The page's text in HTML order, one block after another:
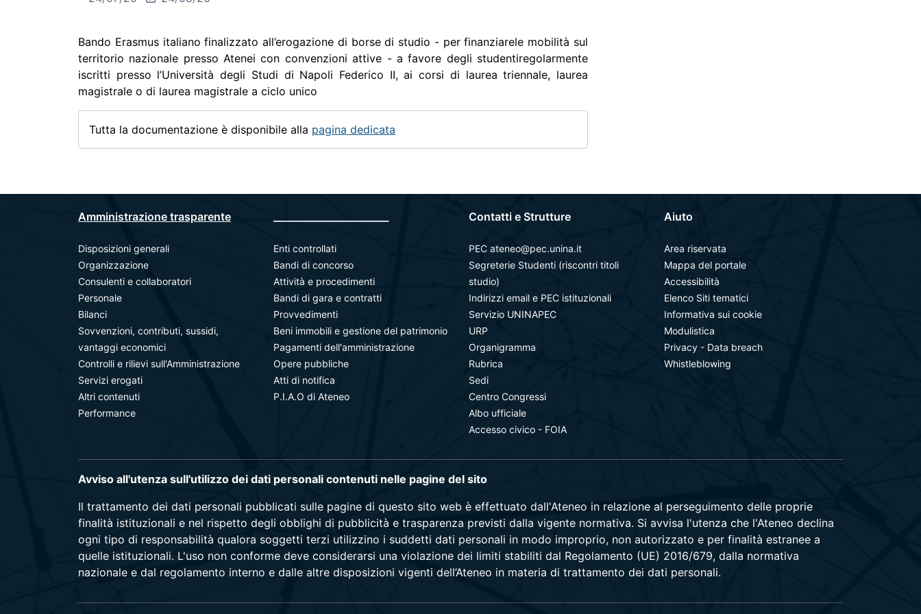
Bando Erasmus italiano finalizzato all’erogazione di borse di studio - per finanziarele mobilità sul
territorio nazionale presso Atenei con convenzioni attive - a favore degli studentiregolarmente
iscritti presso l’Università degli Studi di Napoli Federico II, ai corsi di laurea triennale, laurea
magistrale o di laurea magistrale a ciclo unico
Tutta la documentazione è disponibile alla pagina dedicata
Amministrazione trasparente
Disposizioni generali
Organizzazione
Consulenti e collaboratori
Personale
Bilanci
Sovvenzioni, contributi, sussidi,
vantaggi economici
Controlli e rilievi sull'Amministrazione
Servizi erogati
Altri contenuti
Performance
Enti controllati
Bandi di concorso
Attività e procedimenti
Bandi di gara e contratti
Provvedimenti
Beni immobili e gestione del patrimonio
Pagamenti dell'amministrazione
Opere pubbliche
Atti di notifica
P.I.A.O di Ateneo
Contatti e Strutture
PEC ateneo@pec.unina.it
Segreterie Studenti (riscontri titoli
studio)
Indirizzi email e PEC istituzionali
Servizio UNINAPEC
URP
Organigramma
Rubrica
Sedi
Centro Congressi
Albo ufficiale
Accesso civico - FOIA
Aiuto
Area riservata
Mappa del portale
Accessibilità
Elenco Siti tematici
Informativa sui cookie
Modulistica
Privacy - Data breach
Whistleblowing
Avviso all'utenza sull'utilizzo dei dati personali contenuti nelle pagine del sito
Il trattamento dei dati personali pubblicati sulle pagine di questo sito web è effettuato dall'Ateneo in relazione al perseguimento delle proprie
finalità istituzionali e nel rispetto degli obblighi di pubblicità e trasparenza previsti dalla vigente normativa. Si avvisa l'utenza che l'Ateneo declina
ogni tipo di responsabilità qualora soggetti terzi utilizzino i suddetti dati personali in modo improprio, non autorizzato e per finalità estranee a
quelle istituzionali. L'uso non conforme deve considerarsi una violazione dei limiti stabiliti dal Regolamento (UE) 2016/679, dalla normativa
nazionale e dal regolamento interno e dalle altre disposizioni vigenti dell’Ateneo in materia di trattamento dei dati personali.